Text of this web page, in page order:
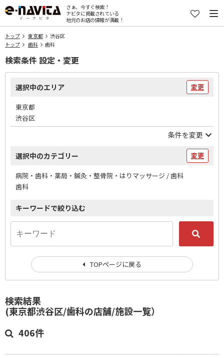
さぁ、今すぐ検索！
ナビタに掲載されている
地元のお店の情報が満載！
トップ 東京都
渋谷区
トップ
歯科 歯科
検索結果
(東京都渋谷区/歯科の店舗/施設一覧）
406件
検索条件 設定・変更
選択中のエリア 変更
東京都
渋谷区
条件を変更
選択中のカテゴリー 変更
病院・歯科・薬局・鍼灸・整骨院・はりマッサージ / 歯科
歯科
キーワードで絞り込む
TOPページに戻る